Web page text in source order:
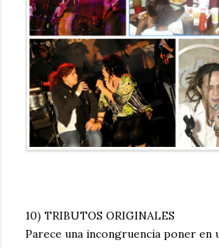
10) TRIBUTOS ORIGINALES
Parece una incongruencia poner en